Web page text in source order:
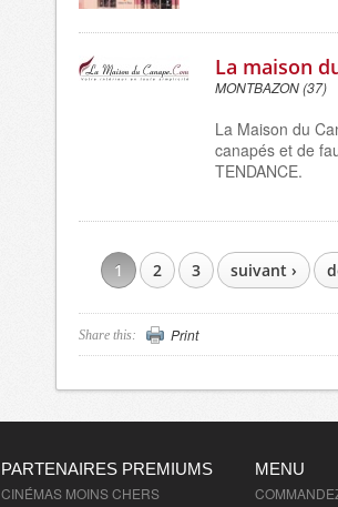
La maison
MONTBAZON (37)
La Maison du
canapés et de
TENDANCE.
PAGES
1 2 3 suivant ›
Share this: Print
PARTENAIRES PREMIUMS
CINÉMAS MOINS CHERS
MENU